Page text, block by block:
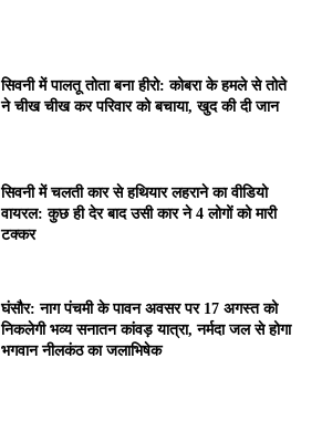
सिवनी में पालतू तोता बना हीरो: कोबरा के हमले से तोते
ने चीख चीख कर परिवार को बचाया, खुद की दी जान
सिवनी में चलती कार से हथियार लहराने का वीडियो
वायरल: कुछ ही देर बाद उसी कार ने 4 लोगों को मारी
टक्कर
घंसौर: नाग पंचमी के पावन अवसर पर 17 अगस्त को
निकलेगी भव्य सनातन कांवड़ यात्रा, नर्मदा जल से होगा
भगवान नीलकंठ का जलाभिषेक